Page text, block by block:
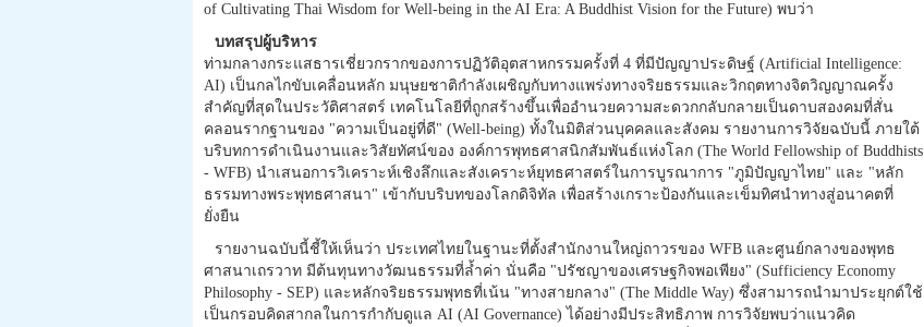
of Cultivating Thai Wisdom for Well-being in the AI Era: A Buddhist Vision for the Future) พบว่า
บทสรุปผู้บริหาร
ท่ามกลางกระแสธารเชี่ยวกรากของการปฏิวัติอุตสาหกรรมครั้งที่ 4 ที่มีปัญญาประดิษฐ์ (Artificial Intelligence:
AI) เป็นกลไกขับเคลื่อนหลัก มนุษยชาติกำลังเผชิญกับทางแพร่งทางจริยธรรมและวิกฤตทางจิตวิญญาณครั้ง
สำคัญที่สุดในประวัติศาสตร์ เทคโนโลยีที่ถูกสร้างขึ้นเพื่ออำนวยความสะดวกกลับกลายเป็นดาบสองคมที่สั่น
คลอนรากฐานของ "ความเป็นอยู่ที่ดี" (Well-being) ทั้งในมิติส่วนบุคคลและสังคม รายงานการวิจัยฉบับนี้ ภายใต้
บริบทการดำเนินงานและวิสัยทัศน์ของ องค์การพุทธศาสนิกสัมพันธ์แห่งโลก (The World Fellowship of Buddhists
- WFB) นำเสนอการวิเคราะห์เชิงลึกและสังเคราะห์ยุทธศาสตร์ในการบูรณาการ "ภูมิปัญญาไทย" และ "หลัก
ธรรมทางพระพุทธศาสนา" เข้ากับบริบทของโลกดิจิทัล เพื่อสร้างเกราะป้องกันและเข็มทิศนำทางสู่อนาคตที่
ยั่งยืน
รายงานฉบับนี้ชี้ให้เห็นว่า ประเทศไทยในฐานะที่ตั้งสำนักงานใหญ่ถาวรของ WFB และศูนย์กลางของพุทธ
ศาสนาเถรวาท มีต้นทุนทางวัฒนธรรมที่ล้ำค่า นั่นคือ "ปรัชญาของเศรษฐกิจพอเพียง" (Sufficiency Economy
Philosophy - SEP) และหลักจริยธรรมพุทธที่เน้น "ทางสายกลาง" (The Middle Way) ซึ่งสามารถนำมาประยุกต์ใช้
เป็นกรอบคิดสากลในการกำกับดูแล AI (AI Governance) ได้อย่างมีประสิทธิภาพ การวิจัยพบว่าแนวคิด